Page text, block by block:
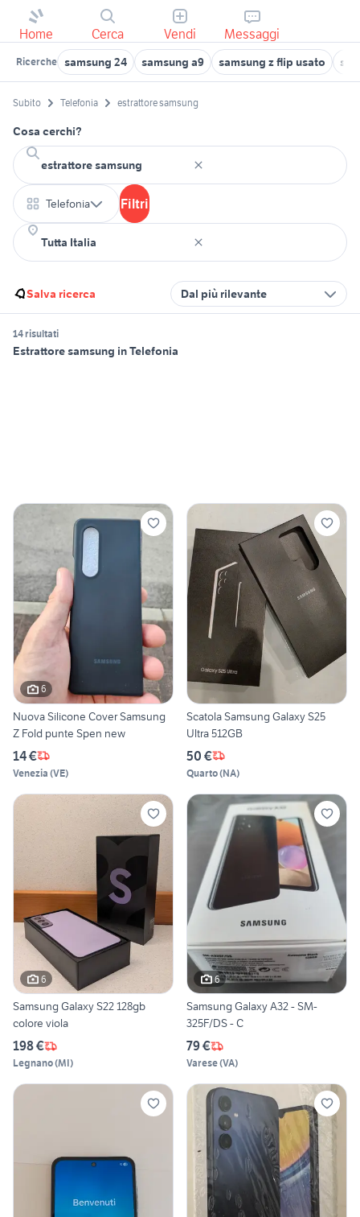
Home Cerca Vendi Messaggi
Ricerche samsung 24 samsung a9 samsung z flip usato
Subito Telefonia estrattore samsung
Cosa cerchi?
Telefonia Filtri
Salva ricerca Dal più rilevante
14 risultati
Estrattore samsung in Telefonia
6
Nuova Silicone Cover Samsung
Z Fold punte Spen new
14 €
Venezia (VE)
Scatola Samsung Galaxy S25
Ultra 512GB
50 €
Quarto(NA)
6
Samsung Galaxy S22 128gb
colore viola
198 €
Legnano(MI)
6
Samsung Galaxy A32 - SM-
325F/DS - C
79 €
Varese(VA)